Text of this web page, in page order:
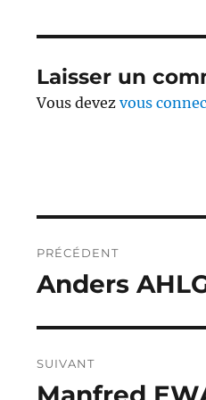
Laisser un
Vous devez vous
de
PRÉCÉDENT
Publication
Anders
SUIVANT
Publication